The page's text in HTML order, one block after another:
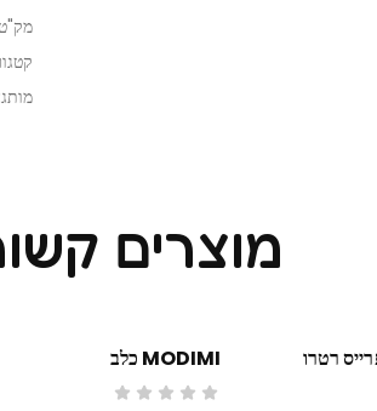
מותג:
מוצרים
רטרו MODIMI כלב